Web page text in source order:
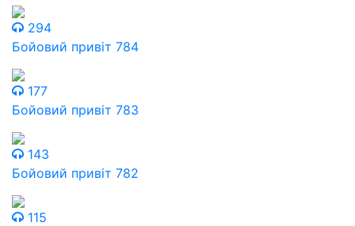
294
Бойовий привіт 784
177
Бойовий привіт 783
143
Бойовий привіт 782
115